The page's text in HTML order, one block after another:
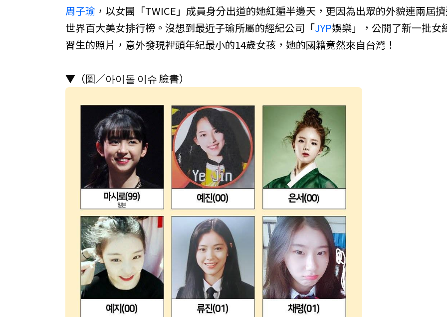
周子瑜 ，以女團「TWICE」成員身分出道的她紅遍半邊天，更因為出眾的外貌連兩屆
世界百大美女排行榜。沒想到最近子瑜所屬的經紀公司「JYP娛樂」，公開了新一批女
習生的照片，意外發現裡頭年紀最小的14歲女孩，她的國籍竟然來自台灣！
▼（圖／아이돌 이슈 臉書）